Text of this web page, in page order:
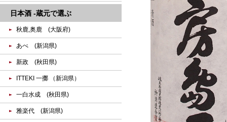
日本酒 -蔵元で選ぶ
秋鹿,奥鹿 (大阪府)
あべ (新潟県)
新政 (秋田県)
ITTEKI 一擲 （新潟県）
一白水成 (秋田県)
雅楽代 (新潟県)